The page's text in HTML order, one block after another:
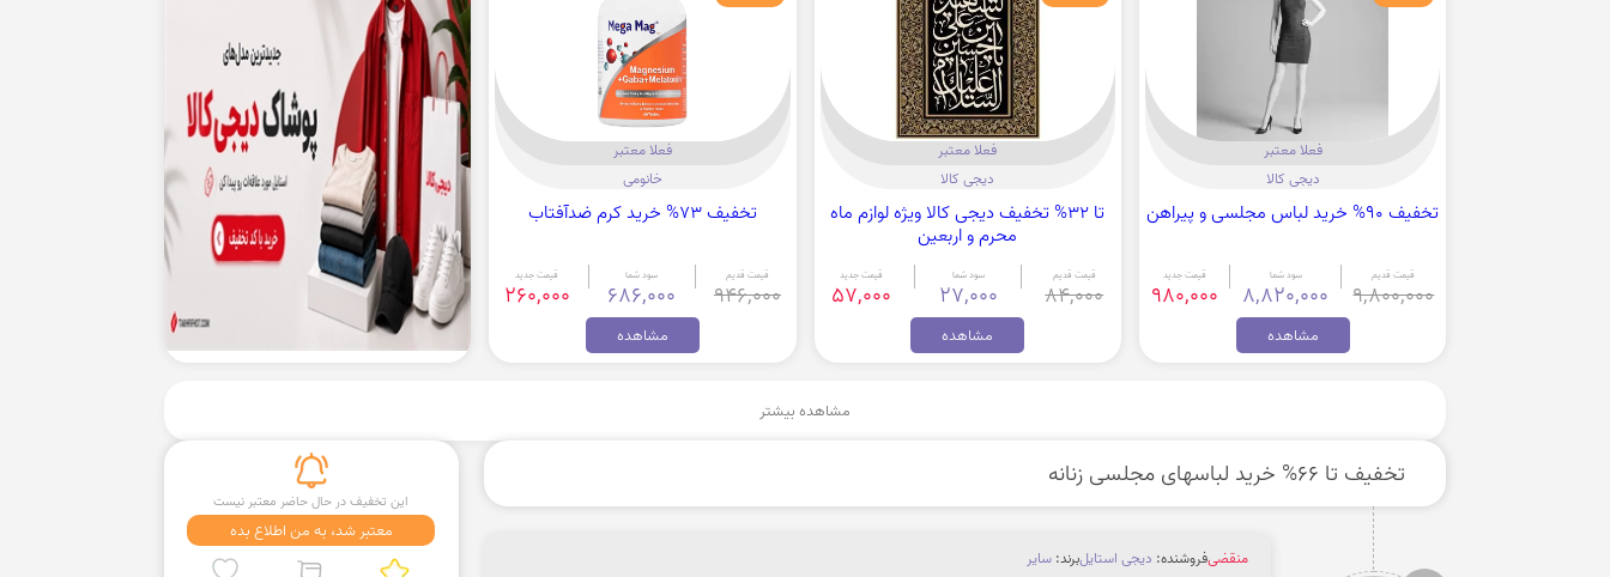
فعلا معتبر
دیجی کالا
تخفیف 90% خرید لباس مجلسی و پیراهن
قیمت قدیم
9,800,000
سود شما
8,820,000
قیمت جدید
980,000
مشاهده
فعلا معتبر
دیجی کالا
تا 32% تخفیف دیجی کالا ویژه لوازم ماه
محرم و اربعین
قیمت قدیم
84,000
سود شما
27,000
قیمت جدید
57,000
مشاهده
فعلا معتبر
خانومی
تخفیف 73% خرید کرم ضدآفتاب
قیمت قدیم
946,000
سود شما
686,000
قیمت جدید
260,000
مشاهده
مشاهده بیشتر
تخفیف تا 66% خرید لباسهای مجلسی زنانه
این تخفیف در حال حاضر معتبر نیست
معتبر شد، به من اطلاع بده
منقضیفروشنده: دیجی استایلبرند:سایر